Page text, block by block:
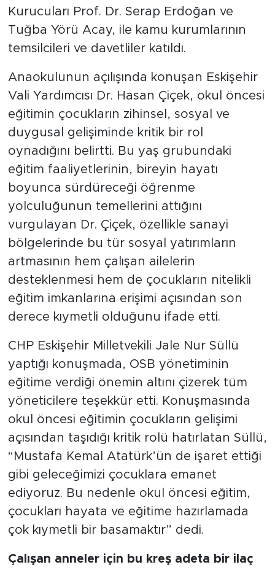
Kurucuları Prof. Dr. Serap Erdoğan ve
Tuğba Yörü Acay, ile kamu kurumlarının
temsilcileri ve davetliler katıldı.
Anaokulunun açılışında konuşan Eskişehir
Vali Yardımcısı Dr. Hasan Çiçek, okul öncesi
eğitimin çocukların zihinsel, sosyal ve
duygusal gelişiminde kritik bir rol
oynadığını belirtti. Bu yaş grubundaki
eğitim faaliyetlerinin, bireyin hayatı
boyunca sürdüreceği öğrenme
yolculuğunun temellerini attığını
vurgulayan Dr. Çiçek, özellikle sanayi
bölgelerinde bu tür sosyal yatırımların
artmasının hem çalışan ailelerin
desteklenmesi hem de çocukların nitelikli
eğitim imkanlarına erişimi açısından son
derece kıymetli olduğunu ifade etti.
CHP Eskişehir Milletvekili Jale Nur Süllü
yaptığı konuşmada, OSB yönetiminin
eğitime verdiği önemin altını çizerek tüm
yöneticilere teşekkür etti. Konuşmasında
okul öncesi eğitimin çocukların gelişimi
açısından taşıdığı kritik rolü hatırlatan Süllü,
“Mustafa Kemal Atatürk’ün de işaret ettiği
gibi geleceğimizi çocuklara emanet
ediyoruz. Bu nedenle okul öncesi eğitim,
çocukları hayata ve eğitime hazırlamada
çok kıymetli bir basamaktır” dedi.
Çalışan anneler için bu kreş adeta bir ilaç